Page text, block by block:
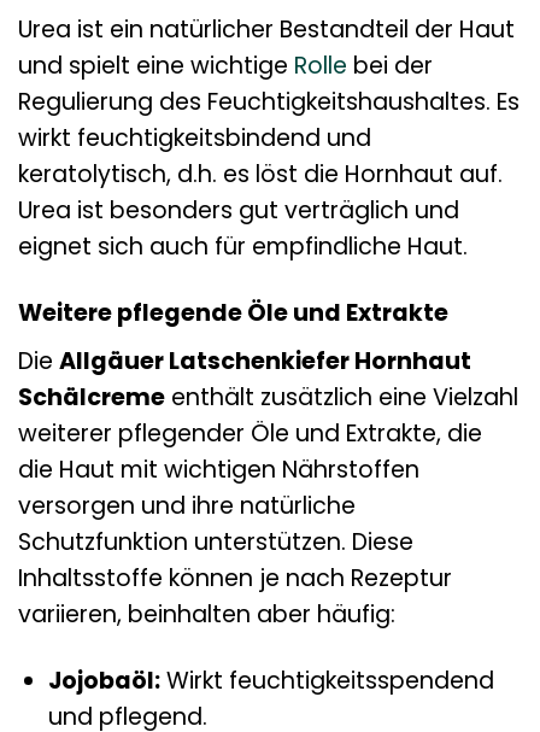
Urea ist ein natürlicher Bestandteil der Haut
und spielt eine wichtige Rolle bei der
Regulierung des Feuchtigkeitshaushaltes. Es
wirkt feuchtigkeitsbindend und
keratolytisch, d.h. es löst die Hornhaut auf.
Urea ist besonders gut verträglich und
eignet sich auch für empfindliche Haut.
Weitere pflegende Öle und Extrakte
Die Allgäuer Latschenkiefer Hornhaut
Schälcreme enthält zusätzlich eine Vielzahl
weiterer pflegender Öle und Extrakte, die
die Haut mit wichtigen Nährstoffen
versorgen und ihre natürliche
Schutzfunktion unterstützen. Diese
Inhaltsstoffe können je nach Rezeptur
variieren, beinhalten aber häufig:
Jojobaöl:Wirkt feuchtigkeitsspendend
und pflegend.